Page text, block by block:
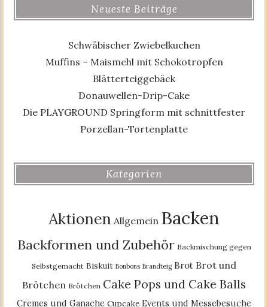
Neueste Beiträge
Schwäbischer Zwiebelkuchen
Muffins – Maismehl mit Schokotropfen
Blätterteiggebäck
Donauwellen-Drip-Cake
Die PLAYGROUND Springform mit schnittfester
Porzellan-Tortenplatte
Kategorien
Aktionen Allgemein Backen
Backformen und Zubehör Backmischung gegen
Selbstgemacht Biskuit Bonbons Brandteig Brot Brot und
Brötchen Brötchen Cake Pops und Cake Balls
Cremes und Ganache Cupcake Events und Messebesuche